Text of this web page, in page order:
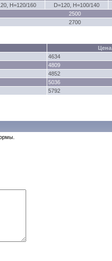
H=120/160
D=120, H=100/140
2500
2700
4634
4809
4852
5036
5792